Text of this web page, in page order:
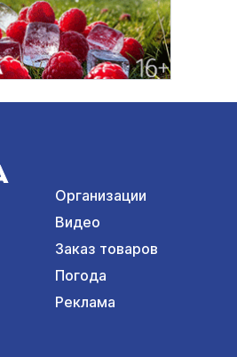
Организации
Видео
Заказ товаров
Погода
Реклама